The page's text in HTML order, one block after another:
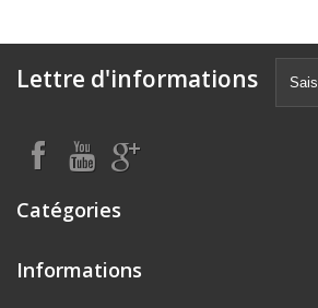
Lettre d'informations
Catégories
Informations